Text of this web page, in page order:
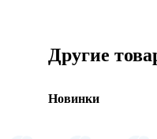
Другие
Новинки